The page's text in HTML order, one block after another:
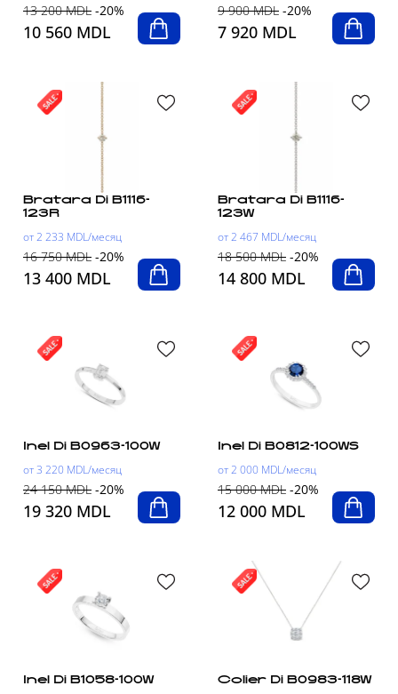
10 560 MDL
13 200 MDL -20%
7 920 MDL
9 900 MDL -20%
Bratara Di B1116-
123R
от 2 233 MDL/месяц
13 400 MDL
16 750 MDL -20%
Bratara Di B1116-
123W
от 2 467 MDL/месяц
14 800 MDL
18 500 MDL -20%
Inel Di B0963-100W
от 3 220 MDL/месяц
19 320 MDL
24 150 MDL -20%
Inel Di B0812-100WS
от 2 000 MDL/месяц
12 000 MDL
15 000 MDL -20%
Inel Di B1058-100W Colier Di B0983-118W